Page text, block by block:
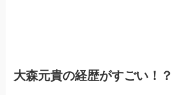
大森元貴の経歴がすごい！？